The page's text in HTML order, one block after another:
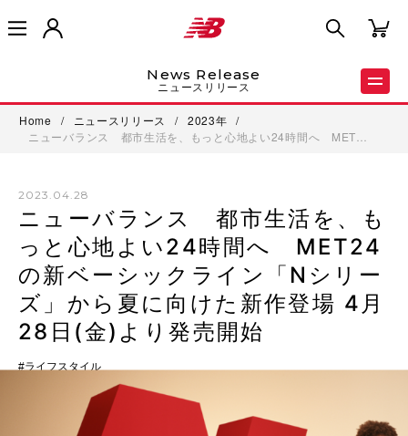
News Release
ニュースリリース
Home / ニュースリリース / 2023年
/
ニューバランス 都市生活を、もっと心地よい24時間へ MET…
2023.04.28
ニューバランス 都市生活を、も
っと心地よい24時間へ MET24
の新ベーシックライン「Nシリー
ズ」から夏に向けた新作登場 4月
28日(金)より発売開始
ライフスタイル